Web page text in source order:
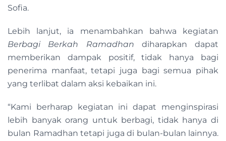
Sofia.
Lebih lanjut, ia menambahkan bahwa kegiatan
Berbagi Berkah Ramadhan diharapkan dapat
memberikan dampak positif, tidak hanya bagi
penerima manfaat, tetapi juga bagi semua pihak
yang terlibat dalam aksi kebaikan ini.
“Kami berharap kegiatan ini dapat menginspirasi
lebih banyak orang untuk berbagi, tidak hanya di
bulan Ramadhan tetapi juga di bulan-bulan lainnya.